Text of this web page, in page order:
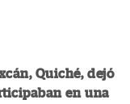
Quiché, dejó
en una